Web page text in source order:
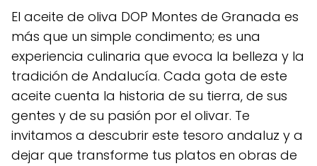
El aceite de oliva DOP Montes de Granada es
más que un simple condimento; es una
experiencia culinaria que evoca la belleza y la
tradición de Andalucía. Cada gota de este
aceite cuenta la historia de su tierra, de sus
gentes y de su pasión por el olivar. Te
invitamos a descubrir este tesoro andaluz y a
dejar que transforme tus platos en obras de